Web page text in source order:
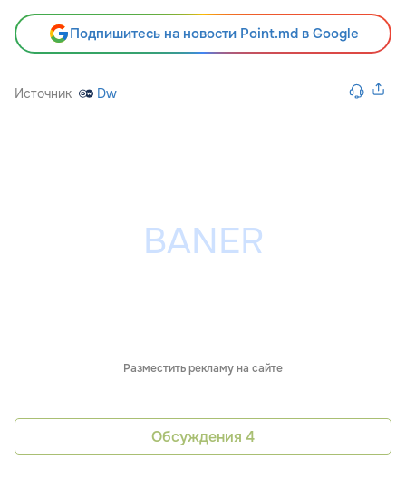
Подпишитесь на новости Point.md в Google
Источник Dw
Разместить рекламу на сайте
Обсуждения 4